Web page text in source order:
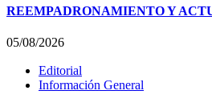
REEMPADRONAMIENTO Y
05/08/2026
Editorial
Información General